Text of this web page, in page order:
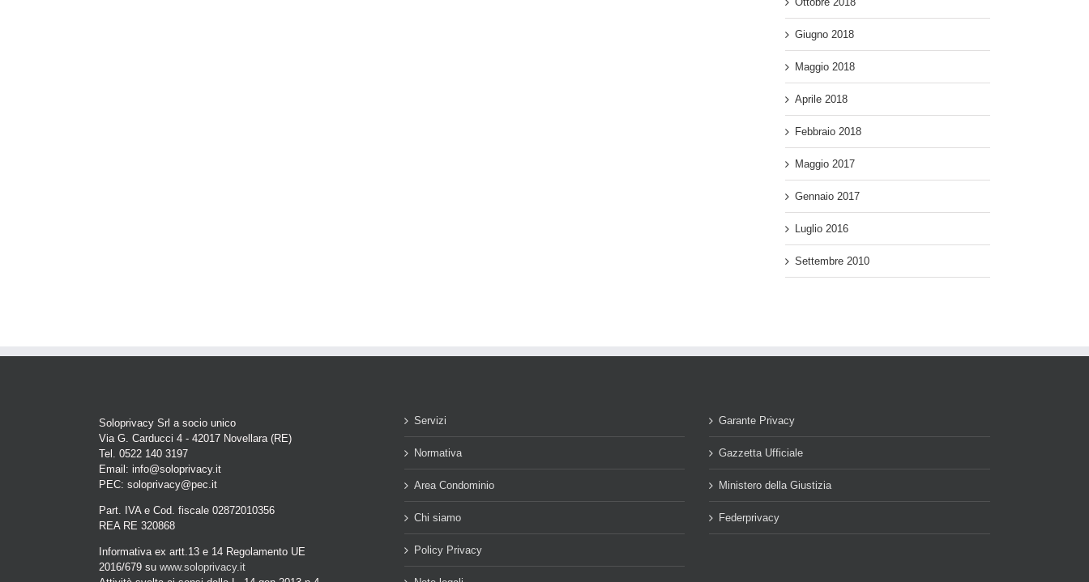
Giugno 2018
Maggio 2018
Aprile 2018
Febbraio 2018
Maggio 2017
Gennaio 2017
Luglio 2016
Settembre 2010
Soloprivacy Srl a socio unico
Via G. Carducci 4 - 42017 Novellara (RE)
Tel. 0522 140 3197
Email: info@soloprivacy.it
PEC: soloprivacy@pec.it
Part. IVA e Cod. fiscale 02872010356
REA RE 320868
Informativa ex artt.13 e 14 Regolamento UE
2016/679 su www.soloprivacy.it
Servizi
Normativa
Area Condominio
Chi siamo
Policy Privacy
Garante Privacy
Gazzetta Ufficiale
Ministero della Giustizia
Federprivacy